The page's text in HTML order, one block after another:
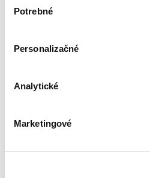
nám pomohlo, keby sme mohli
súhlasu
Potrebné
Personalizačné
Analytické
Marketingové
Top hodnotené
Najlacnejšie